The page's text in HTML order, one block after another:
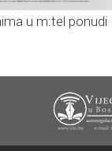
u m:tel ponudi